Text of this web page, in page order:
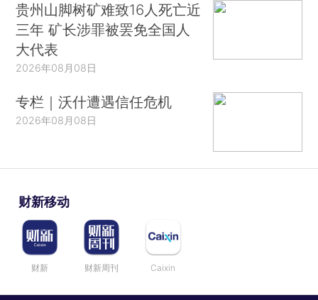
贵州山脚树矿难致16人死亡近
三年 矿长涉罪被罢免全国人
大代表
2026年08月08日
专栏｜沃什遭遇信任危机
2026年08月08日
财新移动
财新 财新周刊 Caixin